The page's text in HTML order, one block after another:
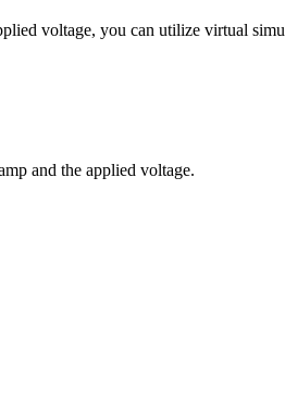
voltage, you can utilize virtual
and the applied voltage.